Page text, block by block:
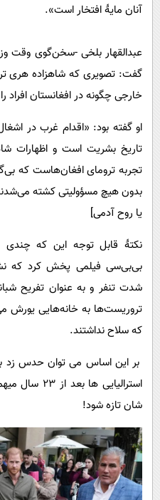
آنان مایۀ افتخار است».
عبدالقهار بلخی -سخن‌گوی وقت
گفت: تصویری که شاهزاده هری
خارجی چگونه در افغانستان
او گفته بود: «اقدام غرب در
تاریخ بشریت است و اظهارات
تجربه ترومای افغان‌هاست که
بدون هیچ مسؤولیتی کشته
یا روح آدمی]
نکتۀ قابل توجه این که چندی
بی‌بی‌سی فیلمی پخش کرد که
شدت تنفر و به عنوان تفریح
تروریست‌ها به خانه‌هایی یورش
که سلاح نداشتند.
بر این اساس می توان حدس زد
استرالیایی
شان تازه شود!